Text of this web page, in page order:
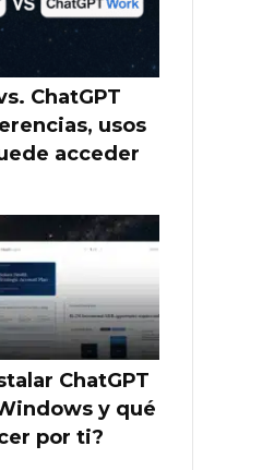
ChatGPT
usos
acceder
ChatGPT
y qué
por ti?